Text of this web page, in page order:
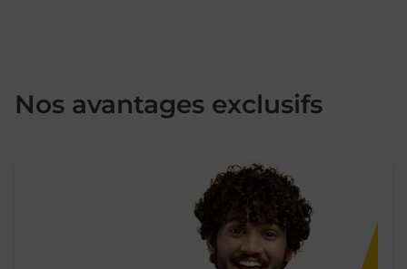
Nos avantages exclusifs